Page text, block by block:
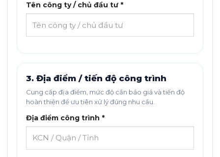
Tên công ty / chủ đầu tư *
3. Địa điểm / tiến độ công trình
Cung cấp địa điểm, mức độ cần báo giá và tiến độ
hoàn thiện để ưu tiên xử lý đúng nhu cầu.
Địa điểm công trình *